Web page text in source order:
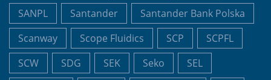
SANPL
Santander
Santander Bank Polska
Scanway
Scope Fluidics SCP
SCPFL
SCW
SDG SEK Seko
SEL